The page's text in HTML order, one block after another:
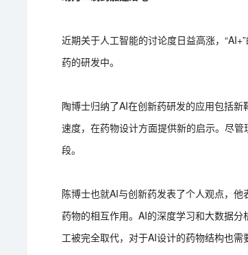
近期关于人工智能的讨论度日益高涨，
药的研发中。
陶博士归纳了AI在创新药研发的应用包括
速度，在药物设计方面提供新的启示。尽
段。
陈博士也就AI与创新药发表了个人观点，
药物的相互作用。AI的深度学习和大数据
工被完全取代，对于AI设计的药物结构也需